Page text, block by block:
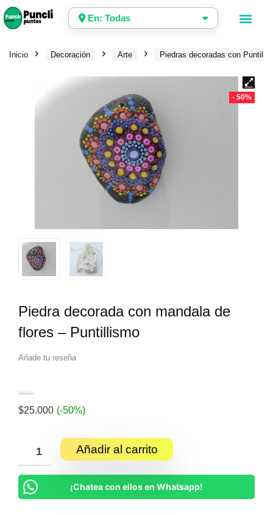
En: Todas
Inicio Decoración Arte Piedras decoradas con
- 50%
Piedra decorada con mandala de
flores – Puntillismo
Añade tu reseña
$50.000
$25.000 (-50%)
Añadir al carrito
¡Chatea con ellos en Whatsapp!